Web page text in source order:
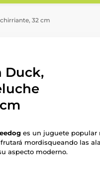
32 cm
Duck,
es un juguete popular
mordisqueando las
aspecto moderno.